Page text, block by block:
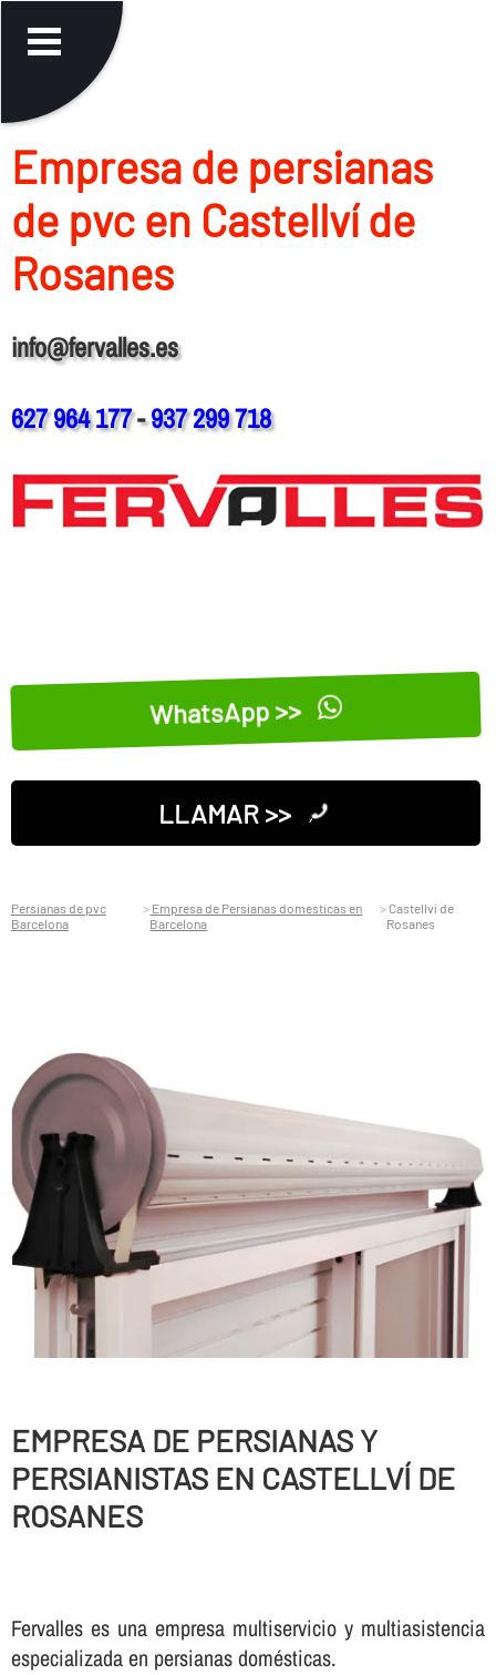
Empresa de persianas
de pvc en Castellví de
Rosanes
info@fervalles.es
627 964 177-937 299 718
WhatsApp >>
LLAMAR >>
Persianas de pvc
Barcelona
Empresa de Persianas domesticas en
Barcelona
Castellví de
Rosanes
EMPRESA DE PERSIANAS Y
PERSIANISTAS EN CASTELLVÍ DE
ROSANES
Fervalles es una empresa multiservicio y multiasistencia
especializada en persianas domésticas.